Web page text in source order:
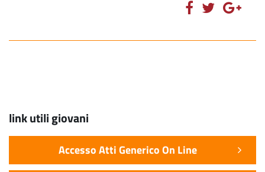
link utili giovani
Accesso Atti Generico On Line